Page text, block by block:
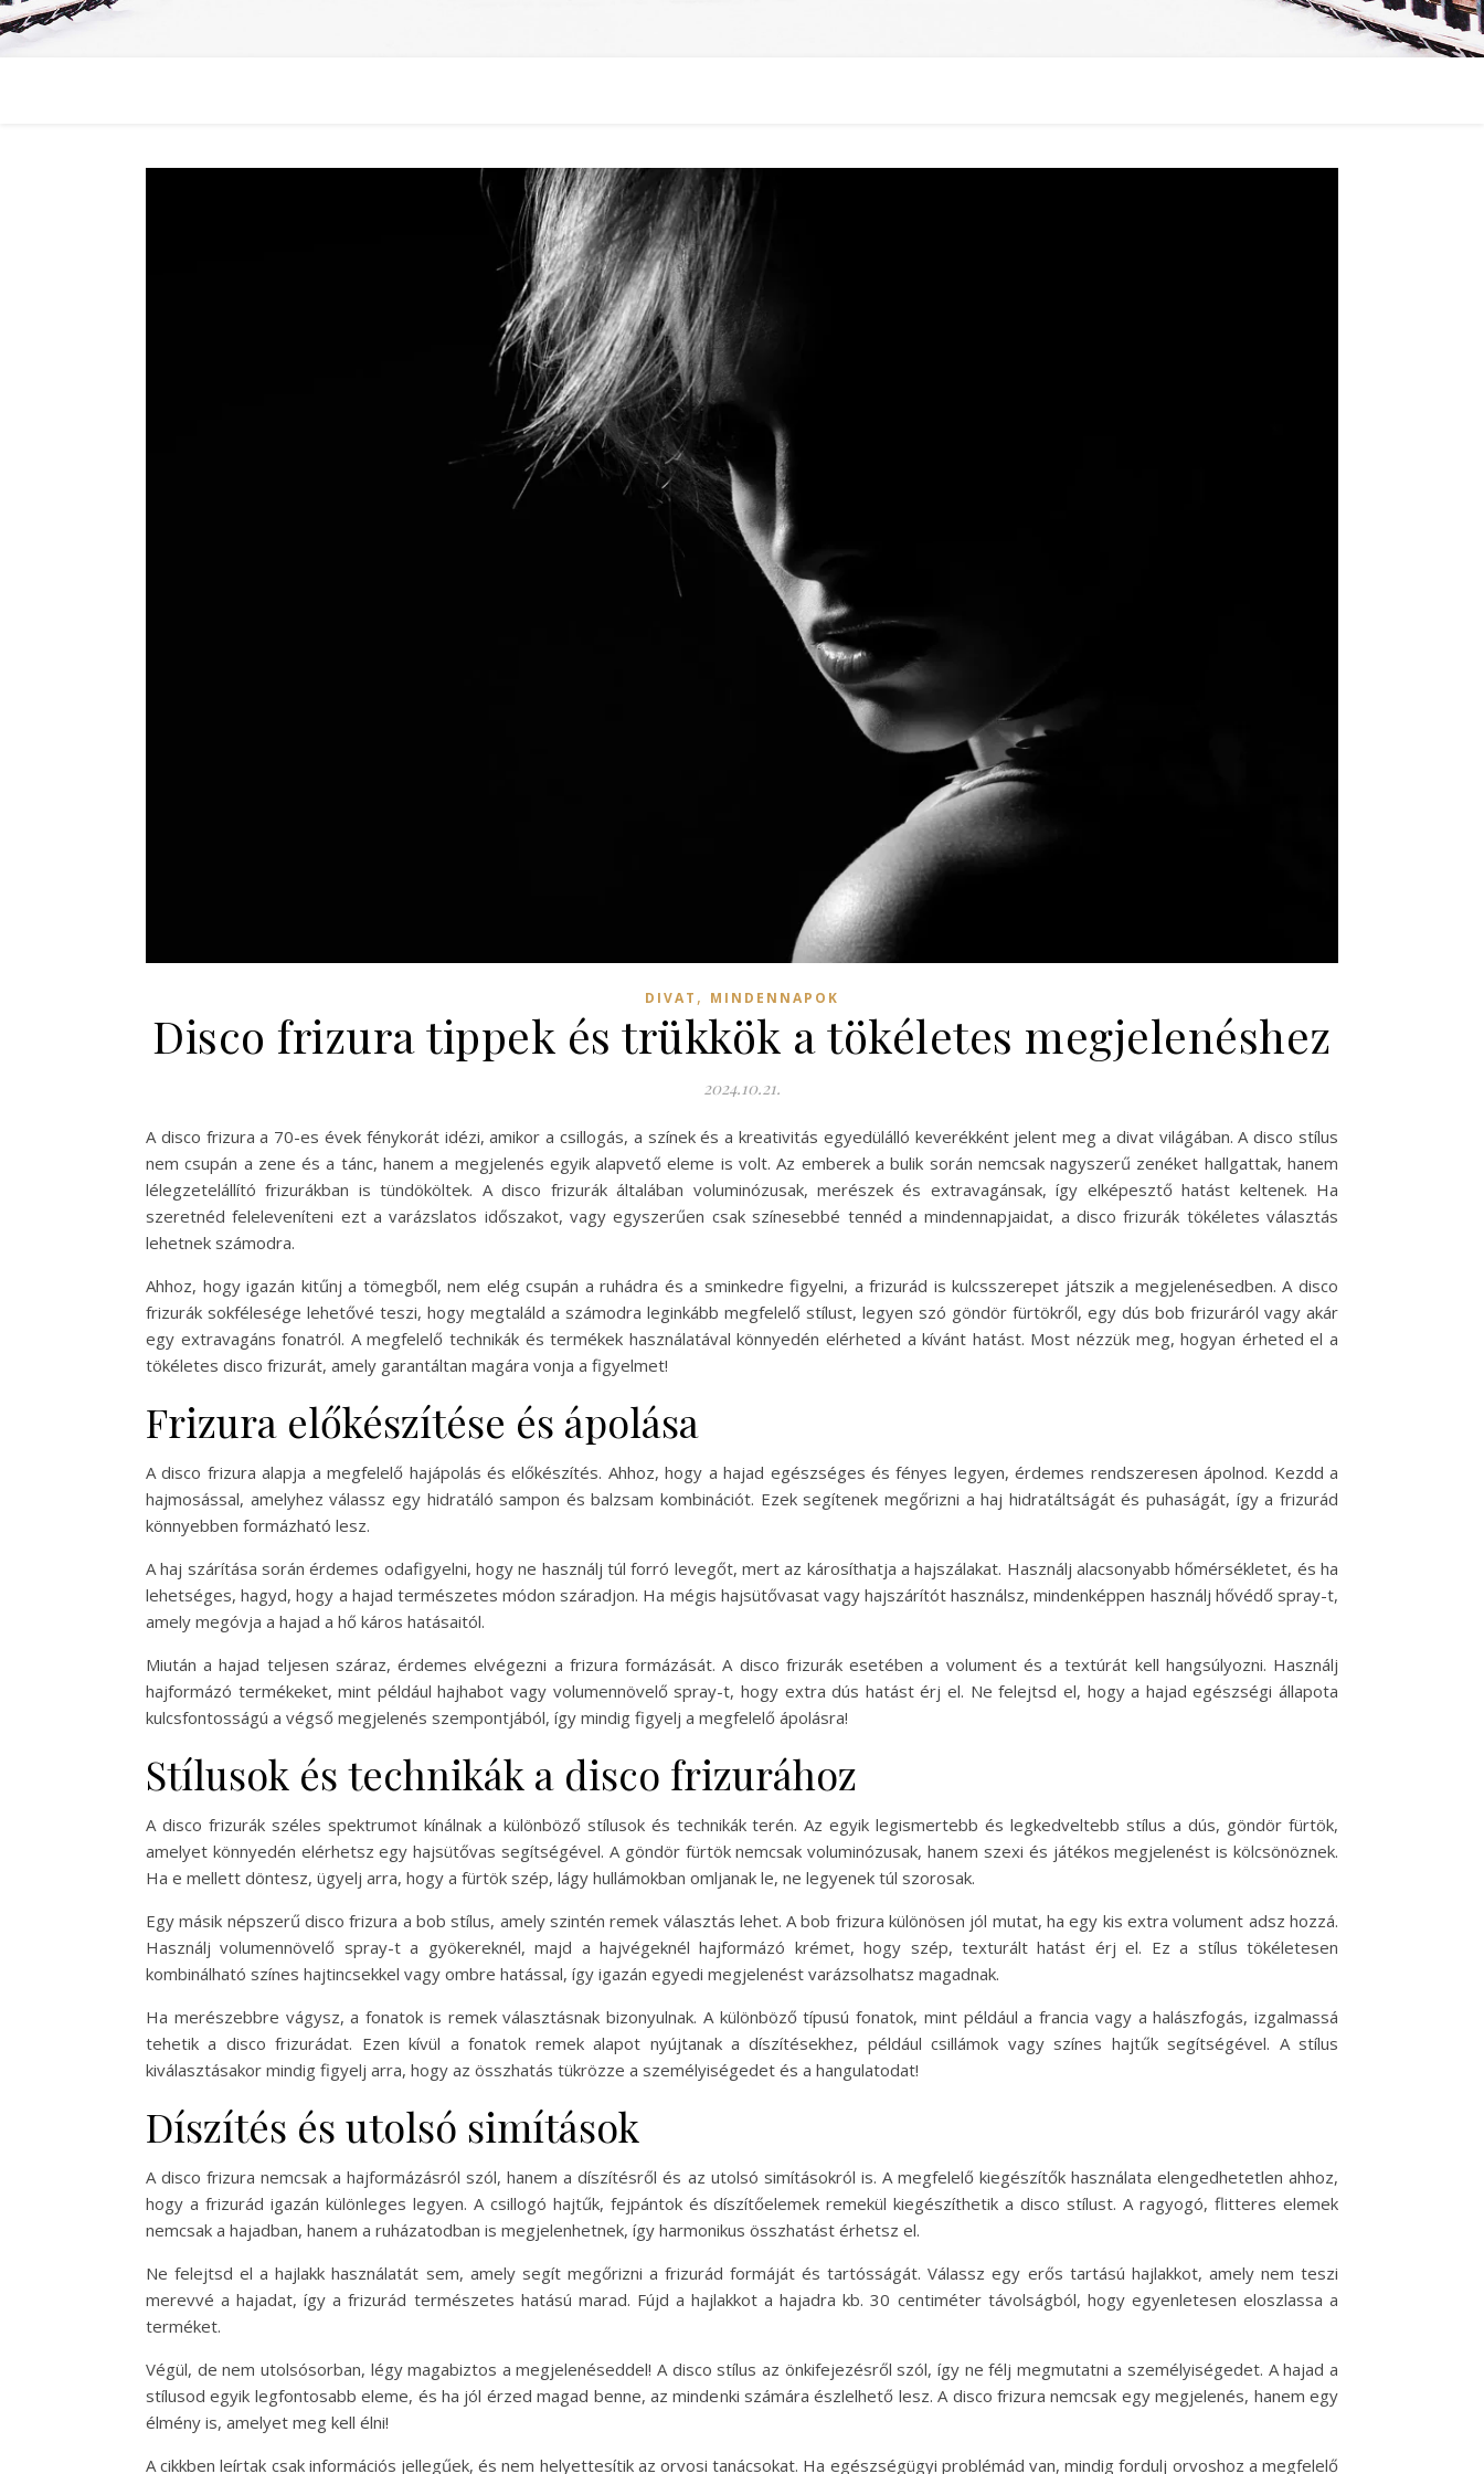
DIVAT , MINDENNAPOK
Disco frizura tippek és trükkök a tökéletes megjelenéshez
2024.10.21.
A disco frizura a 70-es évek fénykorát idézi, amikor a csillogás, a színek és a kreativitás egyedülálló keverékként jelent meg a divat világában. A disco stílus
nem csupán a zene és a tánc, hanem a megjelenés egyik alapvető eleme is volt. Az emberek a bulik során nemcsak nagyszerű zenéket hallgattak, hanem
lélegzetelállító frizurákban is tündököltek. A disco frizurák általában voluminózusak, merészek és extravagánsak, így elképesztő hatást keltenek. Ha
szeretnéd feleleveníteni ezt a varázslatos időszakot, vagy egyszerűen csak színesebbé tennéd a mindennapjaidat, a disco frizurák tökéletes választás
lehetnek számodra.
Ahhoz, hogy igazán kitűnj a tömegből, nem elég csupán a ruhádra és a sminkedre figyelni, a frizurád is kulcsszerepet játszik a megjelenésedben. A disco
frizurák sokfélesége lehetővé teszi, hogy megtaláld a számodra leginkább megfelelő stílust, legyen szó göndör fürtökről, egy dús bob frizuráról vagy akár
egy extravagáns fonatról. A megfelelő technikák és termékek használatával könnyedén elérheted a kívánt hatást. Most nézzük meg, hogyan érheted el a
tökéletes disco frizurát, amely garantáltan magára vonja a figyelmet!
Frizura előkészítése és ápolása
A disco frizura alapja a megfelelő hajápolás és előkészítés. Ahhoz, hogy a hajad egészséges és fényes legyen, érdemes rendszeresen ápolnod. Kezdd a
hajmosással, amelyhez válassz egy hidratáló sampon és balzsam kombinációt. Ezek segítenek megőrizni a haj hidratáltságát és puhaságát, így a frizurád
könnyebben formázható lesz.
A haj szárítása során érdemes odafigyelni, hogy ne használj túl forró levegőt, mert az károsíthatja a hajszálakat. Használj alacsonyabb hőmérsékletet, és ha
lehetséges, hagyd, hogy a hajad természetes módon száradjon. Ha mégis hajsütővasat vagy hajszárítót használsz, mindenképpen használj hővédő spray-t,
amely megóvja a hajad a hő káros hatásaitól.
Miután a hajad teljesen száraz, érdemes elvégezni a frizura formázását. A disco frizurák esetében a volument és a textúrát kell hangsúlyozni. Használj
hajformázó termékeket, mint például hajhabot vagy volumennövelő spray-t, hogy extra dús hatást érj el. Ne felejtsd el, hogy a hajad egészségi állapota
kulcsfontosságú a végső megjelenés szempontjából, így mindig figyelj a megfelelő ápolásra!
Stílusok és technikák a disco frizurához
A disco frizurák széles spektrumot kínálnak a különböző stílusok és technikák terén. Az egyik legismertebb és legkedveltebb stílus a dús, göndör fürtök,
amelyet könnyedén elérhetsz egy hajsütővas segítségével. A göndör fürtök nemcsak voluminózusak, hanem szexi és játékos megjelenést is kölcsönöznek.
Ha e mellett döntesz, ügyelj arra, hogy a fürtök szép, lágy hullámokban omljanak le, ne legyenek túl szorosak.
Egy másik népszerű disco frizura a bob stílus, amely szintén remek választás lehet. A bob frizura különösen jól mutat, ha egy kis extra volument adsz hozzá.
Használj volumennövelő spray-t a gyökereknél, majd a hajvégeknél hajformázó krémet, hogy szép, texturált hatást érj el. Ez a stílus tökéletesen
kombinálható színes hajtincsekkel vagy ombre hatással, így igazán egyedi megjelenést varázsolhatsz magadnak.
Ha merészebbre vágysz, a fonatok is remek választásnak bizonyulnak. A különböző típusú fonatok, mint például a francia vagy a halászfogás, izgalmassá
tehetik a disco frizurádat. Ezen kívül a fonatok remek alapot nyújtanak a díszítésekhez, például csillámok vagy színes hajtűk segítségével. A stílus
kiválasztásakor mindig figyelj arra, hogy az összhatás tükrözze a személyiségedet és a hangulatodat!
Díszítés és utolsó simítások
A disco frizura nemcsak a hajformázásról szól, hanem a díszítésről és az utolsó simításokról is. A megfelelő kiegészítők használata elengedhetetlen ahhoz,
hogy a frizurád igazán különleges legyen. A csillogó hajtűk, fejpántok és díszítőelemek remekül kiegészíthetik a disco stílust. A ragyogó, flitteres elemek
nemcsak a hajadban, hanem a ruházatodban is megjelenhetnek, így harmonikus összhatást érhetsz el.
Ne felejtsd el a hajlakk használatát sem, amely segít megőrizni a frizurád formáját és tartósságát. Válassz egy erős tartású hajlakkot, amely nem teszi
merevvé a hajadat, így a frizurád természetes hatású marad. Fújd a hajlakkot a hajadra kb. 30 centiméter távolságból, hogy egyenletesen eloszlassa a
terméket.
Végül, de nem utolsósorban, légy magabiztos a megjelenéseddel! A disco stílus az önkifejezésről szól, így ne félj megmutatni a személyiségedet. A hajad a
stílusod egyik legfontosabb eleme, és ha jól érzed magad benne, az mindenki számára észlelhető lesz. A disco frizura nemcsak egy megjelenés, hanem egy
élmény is, amelyet meg kell élni!
A cikkben leírtak csak információs jellegűek, és nem helyettesítik az orvosi tanácsokat. Ha egészségügyi problémád van, mindig fordulj orvoshoz a megfelelő